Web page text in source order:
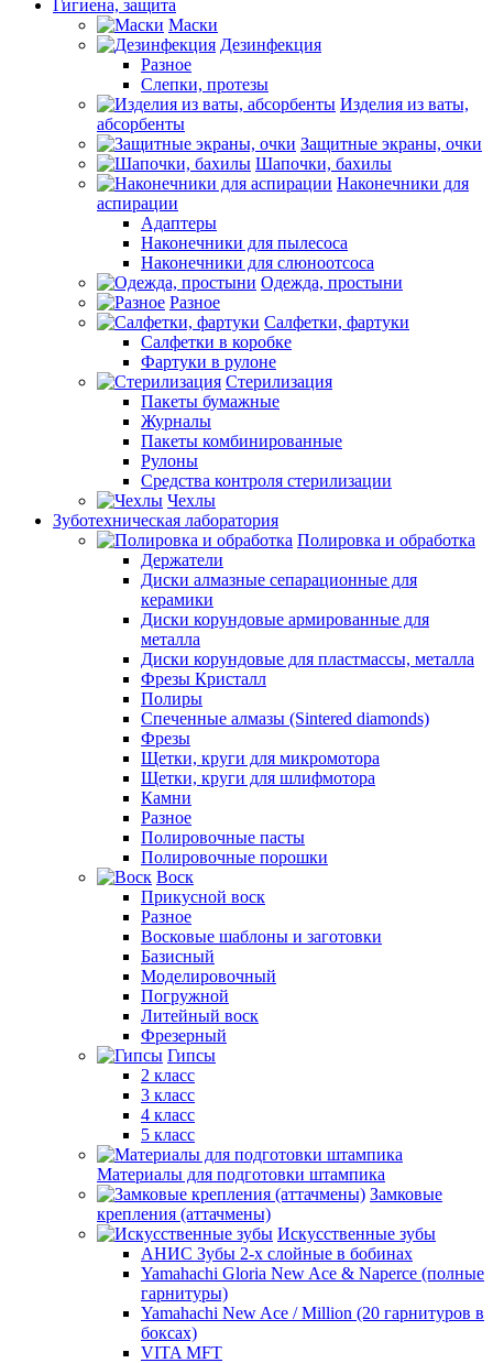
Гигиена, защита
Маски
Дезинфекция
Разное
Слепки, протезы
Изделия из ваты,
абсорбенты
Защитные экраны, очки
Шапочки, бахилы
Наконечники для
аспирации
Адаптеры
Наконечники для пылесоса
Наконечники для слюноотсоса
Одежда, простыни
Разное
Салфетки, фартуки
Салфетки в коробке
Фартуки в рулоне
Стерилизация
Пакеты бумажные
Журналы
Пакеты комбинированные
Рулоны
Средства контроля стерилизации
Чехлы
Зуботехническая лаборатория
Полировка и обработка
Держатели
Диски алмазные сепарационные для
керамики
Диски корундовые армированные для
металла
Диски корундовые для пластмассы, металла
Фрезы Кристалл
Полиры
Спеченные алмазы (Sintered diamonds)
Фрезы
Щетки, круги для микромотора
Щетки, круги для шлифмотора
Камни
Разное
Полировочные пасты
Полировочные порошки
Воск
Прикусной воск
Разное
Восковые шаблоны и заготовки
Базисный
Моделировочный
Погружной
Литейный воск
Фрезерный
Гипсы
2 класс
3 класс
4 класс
5 класс
Материалы для подготовки штампика
Замковые
крепления (аттачмены)
Искусственные зубы
АНИС Зубы 2-х слойные в бобинах
Yamahachi Gloria New Ace & Naperce (полные
гарнитуры)
Yamahachi New Ace / Million (20 гарнитуров в
боксах)
VITA MFT